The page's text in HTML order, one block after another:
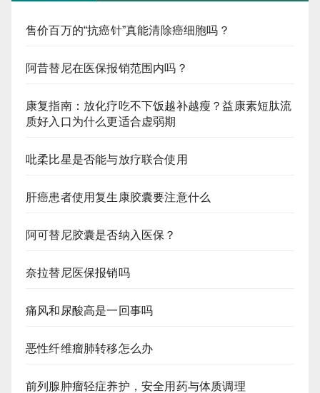
售价百万的“抗癌针”真能清除癌细胞吗？
阿昔替尼在医保报销范围内吗？
康复指南：放化疗吃不下饭越补越瘦？益康素短肽流
质好入口为什么更适合虚弱期
吡柔比星是否能与放疗联合使用
肝癌患者使用复生康胶囊要注意什么
阿可替尼胶囊是否纳入医保？
奈拉替尼医保报销吗
痛风和尿酸高是一回事吗
恶性纤维瘤肺转移怎么办
前列腺肿瘤轻症养护，安全用药与体质调理